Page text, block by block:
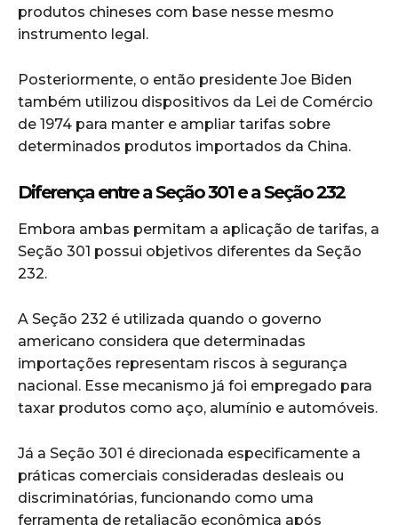
produtos chineses com base nesse mesmo
instrumento legal.
Posteriormente, o então presidente Joe Biden
também utilizou dispositivos da Lei de Comércio
de 1974 para manter e ampliar tarifas sobre
determinados produtos importados da China.
Diferença entre a Seção 301 e a Seção 232
Embora ambas permitam a aplicação de tarifas, a
Seção 301 possui objetivos diferentes da Seção
232.
A Seção 232 é utilizada quando o governo
americano considera que determinadas
importações representam riscos à segurança
nacional. Esse mecanismo já foi empregado para
taxar produtos como aço, alumínio e automóveis.
Já a Seção 301 é direcionada especificamente a
práticas comerciais consideradas desleais ou
discriminatórias, funcionando como uma
ferramenta de retaliação econômica após